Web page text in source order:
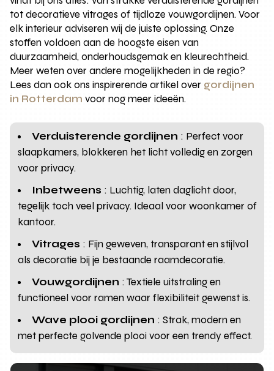
tot decoratieve vitrages of tijdloze vouwgordijnen. Voor
elk interieur adviseren wij de juiste oplossing. Onze
stoffen voldoen aan de hoogste eisen van
duurzaamheid, onderhoudsgemak en kleurechtheid.
Meer weten over andere mogelijkheden in de regio?
Lees dan ook ons inspirerende artikel over gordijnen
in Rotterdam voor nog meer ideeën.
Verduisterende gordijnen : Perfect voor
slaapkamers, blokkeren het licht volledig en zorgen
voor privacy.
Inbetweens : Luchtig, laten daglicht door,
tegelijk toch veel privacy. Ideaal voor woonkamer of
kantoor.
Vitrages : Fijn geweven, transparant en stijlvol
als decoratie bij je bestaande raamdecoratie.
Vouwgordijnen : Textiele uitstraling en
functioneel voor ramen waar flexibiliteit gewenst is.
Wave plooi gordijnen : Strak, modern en
met perfecte golvende plooi voor een trendy effect.